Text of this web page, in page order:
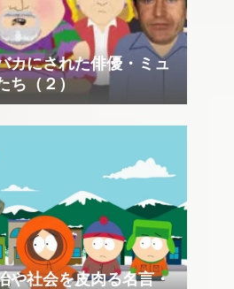
カにされた俳優・ミュ
ち（２）
や社会を皮肉る名言・